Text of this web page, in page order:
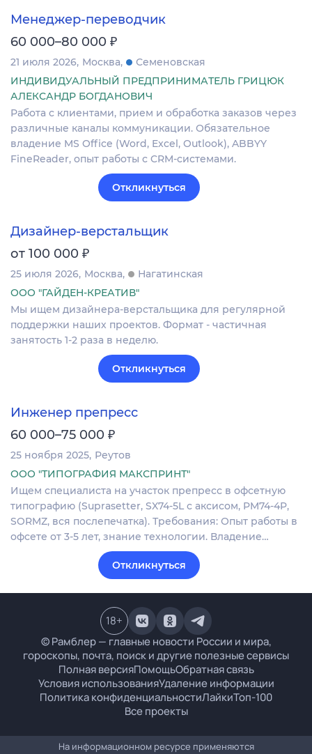
Менеджер-переводчик
60 000–80 000 ₽
21 июля 2026 Москва
Семеновская
ИНДИВИДУАЛЬНЫЙ ПРЕДПРИНИМАТЕЛЬ ГРИЦЮК
АЛЕКСАНДР БОГДАНОВИЧ
Работа с клиентами, прием и обработка заказов через
различные каналы коммуникации. Обязательное
владение MS Office (Word, Excel, Outlook), ABBYY
FineReader, опыт работы с CRM-системами.
Откликнуться
Дизайнер-верстальщик
от 100 000 ₽
25 июля 2026 Москва
Нагатинская
ООО "ГАЙДЕН-КРЕАТИВ"
Мы ищем дизайнера-верстальщика для регулярной
поддержки наших проектов. Формат - частичная
занятость 1-2 раза в неделю.
Откликнуться
Инженер препресс
60 000–75 000 ₽
25 ноября 2025 Реутов
ООО "ТИПОГРАФИЯ МАКСПРИНТ"
Ищем специалиста на участок препресс в офсетную
типографию (Suprasetter, SX74-5L с аксисом, PM74-4P,
SORMZ, вся послепечатка). Требования: Опыт работы в
офсете от 3-5 лет, знание технологии. Владение…
Откликнуться
© Рамблер — главные новости России и мира,
гороскопы, почта, поиск и другие полезные сервисы
Полная версияПомощьОбратная связь
Условия использованияУдаление информации
Политика конфиденциальностиЛайкиТоп-100
Все проекты
18+
На информационном ресурсе применяются